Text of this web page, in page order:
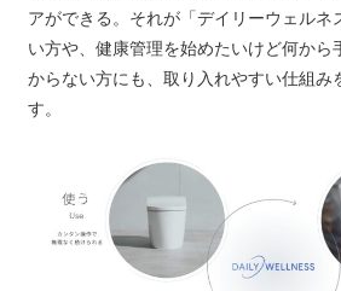
アができる。それが「デイリーウェルネ
い方や、健康管理を始めたいけど何から
からない方にも、取り入れやすい仕組み
す。